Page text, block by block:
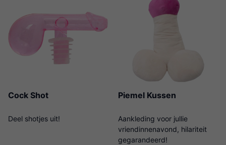
Cock Shot
Deel shotjes uit!
Piemel Kussen
Aankleding voor jullie
vriendinnenavond, hilariteit
gegarandeerd!